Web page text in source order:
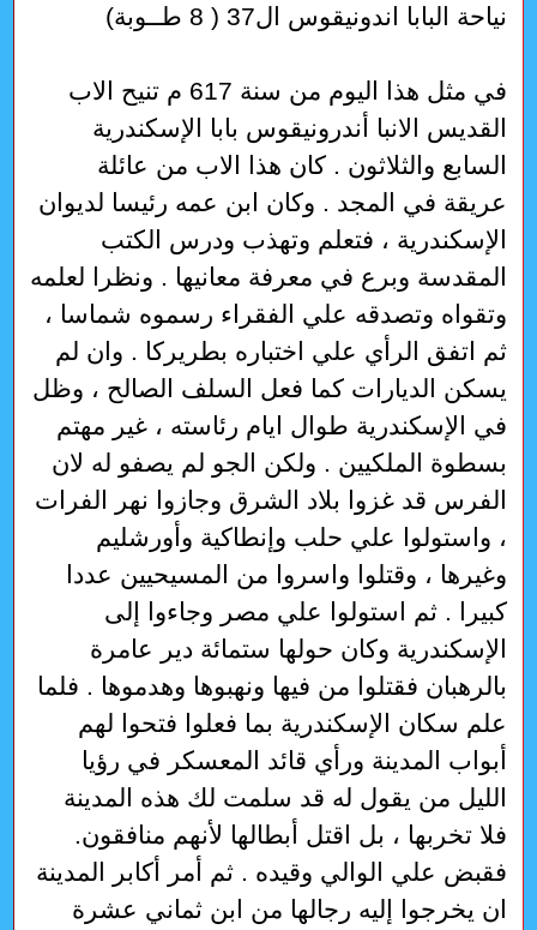
نياحة البابا اندونيقوس ال37 ( 8 طــوبة)
في مثل هذا اليوم من سنة 617 م تنيح الاب
القديس الانبا أندرونيقوس بابا الإسكندرية
السابع والثلاثون . كان هذا الاب من عائلة
عريقة في المجد . وكان ابن عمه رئيسا لديوان
الإسكندرية ، فتعلم وتهذب ودرس الكتب
المقدسة وبرع في معرفة معانيها . ونظرا لعلمه
وتقواه وتصدقه علي الفقراء رسموه شماسا ،
ثم اتفق الرأي علي اختباره بطريركا . وان لم
يسكن الديارات كما فعل السلف الصالح ، وظل
في الإسكندرية طوال ايام رئاسته ، غير مهتم
بسطوة الملكيين . ولكن الجو لم يصفو له لان
الفرس قد غزوا بلاد الشرق وجازوا نهر الفرات
، واستولوا علي حلب وإنطاكية وأورشليم
وغيرها ، وقتلوا واسروا من المسيحيين عددا
كبيرا . ثم استولوا علي مصر وجاءوا إلى
الإسكندرية وكان حولها ستمائة دير عامرة
بالرهبان فقتلوا من فيها ونهبوها وهدموها . فلما
علم سكان الإسكندرية بما فعلوا فتحوا لهم
أبواب المدينة ورأي قائد المعسكر في رؤيا
الليل من يقول له قد سلمت لك هذه المدينة
فلا تخربها ، بل اقتل أبطالها لأنهم منافقون.
فقبض علي الوالي وقيده . ثم أمر أكابر المدينة
ان يخرجوا إليه رجالها من ابن ثماني عشرة